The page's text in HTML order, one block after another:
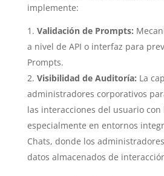
implemente:
Validación de Prompts:
a nivel de API o interfaz para
Prompts.
Visibilidad de Auditoría: La
administradores corporativos
las interacciones del usuario con
especialmente en entornos
Chats, donde los
datos almacenados de